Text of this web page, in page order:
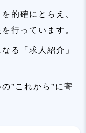
的確にとらえ、
行っています。
る「求人紹介」
"これから"に寄